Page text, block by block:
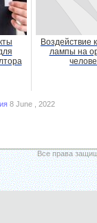
Воздействие
лампы на
8 June , 2022
Все права